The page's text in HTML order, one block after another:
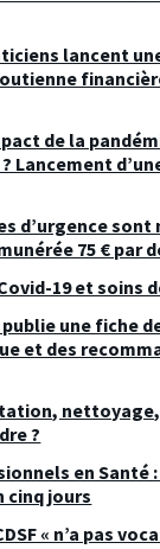
lancent
de la
Lancement
d’urgence sont
75 € par
19 et soins
publie une fiche
et des
?
en Santé :
cinq jours
« n’a pas